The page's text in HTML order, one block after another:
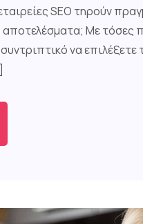
SEO τηρούν
Με τόσες
να επιλέξετε